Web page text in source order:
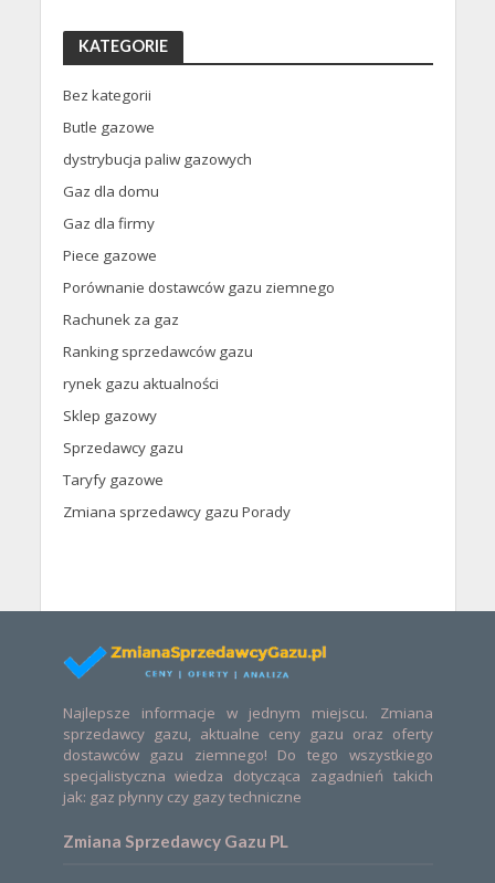
KATEGORIE
Bez kategorii
Butle gazowe
dystrybucja paliw gazowych
Gaz dla domu
Gaz dla firmy
Piece gazowe
Porównanie dostawców gazu ziemnego
Rachunek za gaz
Ranking sprzedawców gazu
rynek gazu aktualności
Sklep gazowy
Sprzedawcy gazu
Taryfy gazowe
Zmiana sprzedawcy gazu Porady
Najlepsze informacje w jednym miejscu. Zmiana
sprzedawcy gazu, aktualne ceny gazu oraz oferty
dostawców gazu ziemnego! Do tego wszystkiego
specjalistyczna wiedza dotycząca zagadnień takich
jak: gaz płynny czy gazy techniczne
Zmiana Sprzedawcy Gazu PL